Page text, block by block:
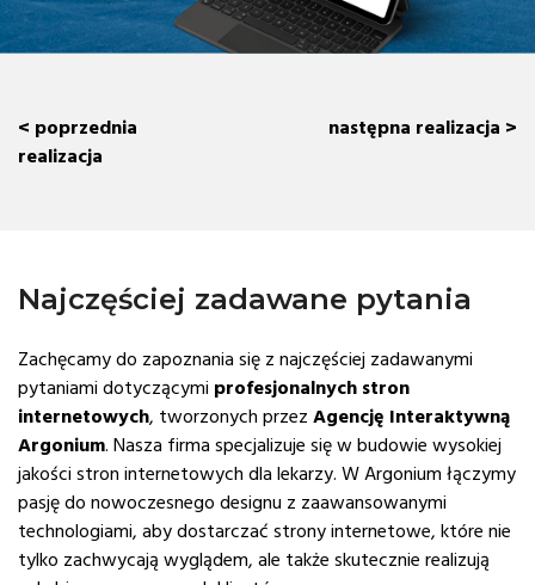
< poprzednia
realizacja
następna realizacja >
Najczęściej zadawane pytania
Zachęcamy do zapoznania się z najczęściej zadawanymi
pytaniami dotyczącymi profesjonalnych stron
internetowych, tworzonych przez Agencję Interaktywną
Argonium. Nasza firma specjalizuje się w budowie wysokiej
jakości stron internetowych dla lekarzy. W Argonium łączymy
pasję do nowoczesnego designu z zaawansowanymi
technologiami, aby dostarczać strony internetowe, które nie
tylko zachwycają wyglądem, ale także skutecznie realizują